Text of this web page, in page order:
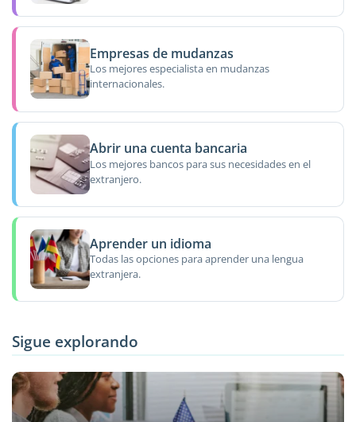
Empresas de mudanzas
Los mejores especialista en mudanzas
internacionales.
Abrir una cuenta bancaria
Los mejores bancos para sus necesidades en el
extranjero.
Aprender un idioma
Todas las opciones para aprender una lengua
extranjera.
Sigue explorando